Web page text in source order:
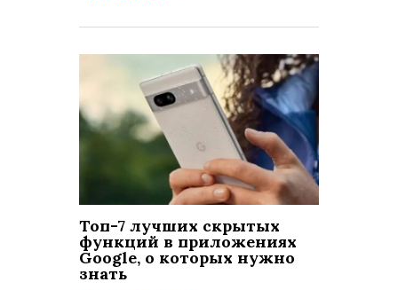
Топ-7 лучших скрытых
функций в приложениях
Google, о которых нужно
знать